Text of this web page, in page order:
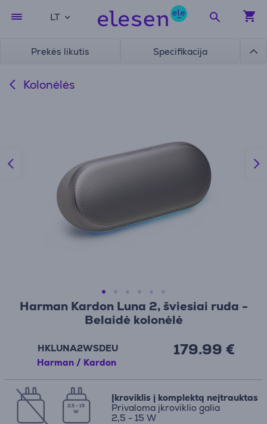
LT
Prekės likutis Specifikacija
Kolonėlės
Harman Kardon Luna 2, šviesiai ruda -
Belaidė kolonėlė
HKLUNA2WSDEU
Harman / Kardon
179.99 €
2,5 - 15
W
Įkroviklis į komplektą neįtrauktas
Privaloma įkroviklio galia
2,5 - 15 W